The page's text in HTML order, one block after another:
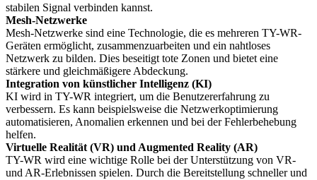
stabilen Signal verbinden kannst.
Mesh-Netzwerke
Mesh-Netzwerke sind eine Technologie, die es mehreren TY-WR-
Geräten ermöglicht, zusammenzuarbeiten und ein nahtloses
Netzwerk zu bilden. Dies beseitigt tote Zonen und bietet eine
stärkere und gleichmäßigere Abdeckung.
Integration von künstlicher Intelligenz (KI)
KI wird in TY-WR integriert, um die Benutzererfahrung zu
verbessern. Es kann beispielsweise die Netzwerkoptimierung
automatisieren, Anomalien erkennen und bei der Fehlerbehebung
helfen.
Virtuelle Realität (VR) und Augmented Reality (AR)
TY-WR wird eine wichtige Rolle bei der Unterstützung von VR-
und AR-Erlebnissen spielen. Durch die Bereitstellung schneller und